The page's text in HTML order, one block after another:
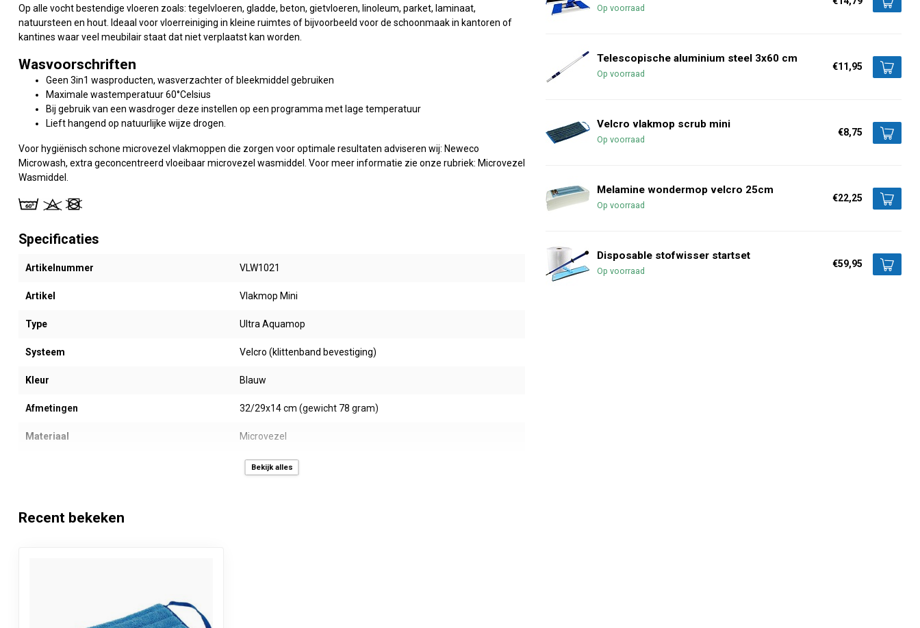
Op alle vocht bestendige vloeren zoals: tegelvloeren, gladde, beton, gietvloeren, linoleum, parket, laminaat,
natuursteen en hout. Ideaal voor vloerreiniging in kleine ruimtes of bijvoorbeeld voor de schoonmaak in kantoren of
kantines waar veel meubilair staat dat niet verplaatst kan worden.
Wasvoorschriften
Geen 3in1 wasproducten, wasverzachter of bleekmiddel gebruiken
Maximale wastemperatuur 60°Celsius
Bij gebruik van een wasdroger deze instellen op een programma met lage temperatuur
Lieft hangend op natuurlijke wijze drogen.
Voor hygiënisch schone microvezel vlakmoppen die zorgen voor optimale resultaten adviseren wij: Neweco
Microwash, extra geconcentreerd vloeibaar microvezel wasmiddel. Voor meer informatie zie onze rubriek: Microvezel
Wasmiddel.
Specificaties
Artikelnummer VLW1021
Artikel Vlakmop Mini
Type Ultra Aquamop
Systeem Velcro (klittenband bevestiging)
Kleur Blauw
Afmetingen 32/29x14 cm (gewicht 78 gram)
Materiaal Microvezel
80% polyester / 20% polyamide
Verkoopprijs
Bekijk alles
Op voorraad
Telescopische aluminium steel 3x60 cm
Op voorraad
€11,95
Velcro vlakmop scrub mini
Op voorraad
€8,75
Melamine wondermop velcro 25cm
Op voorraad
€22,25
Disposable stofwisser startset
Op voorraad
€59,95
Recent bekeken